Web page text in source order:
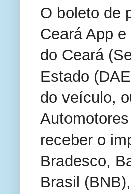
O boleto de
Ceará App
do Ceará
Estado
do veículo,
receber o
Bradesco,
Brasil